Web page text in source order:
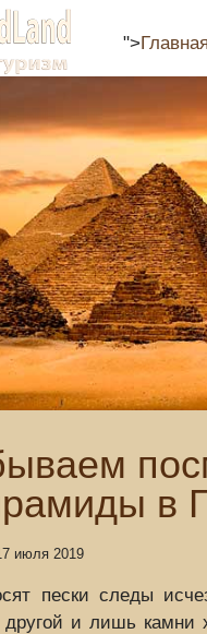
">Главная
в
июля 2019
пески следы
и лишь камни